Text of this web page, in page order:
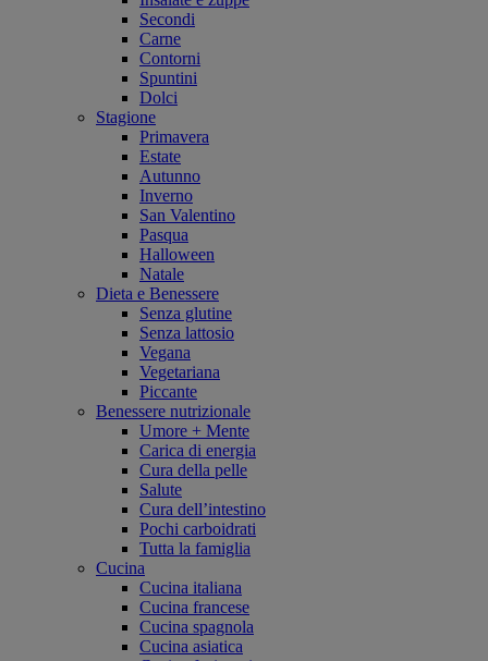
Secondi
Carne
Contorni
Spuntini
Dolci
Stagione
Primavera
Estate
Autunno
Inverno
San Valentino
Pasqua
Halloween
Natale
Dieta e Benessere
Senza glutine
Senza lattosio
Vegana
Vegetariana
Piccante
Benessere nutrizionale
Umore + Mente
Carica di energia
Cura della pelle
Salute
Cura dell’intestino
Pochi carboidrati
Tutta la famiglia
Cucina
Cucina italiana
Cucina francese
Cucina spagnola
Cucina asiatica